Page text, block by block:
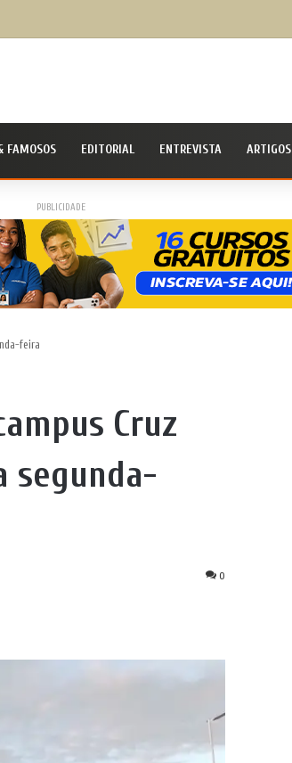
para aproximar ainda mais a populaçãoda gestão municipal
FAMOSOS EDITORIAL ENTREVISTA ARTIGOS
PUBLICIDADE
feira
Cruz
segunda-
0